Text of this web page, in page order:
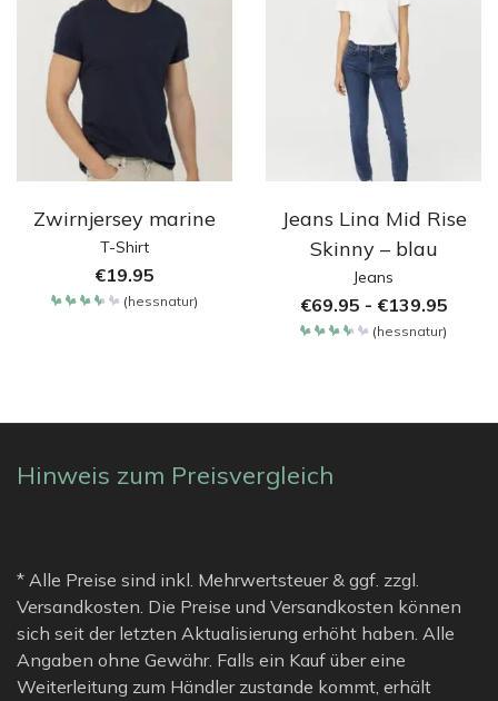
Zwirnjersey marine
T-Shirt
€19.95
(hessnatur)
Jeans Lina Mid Rise
Skinny – blau
Jeans
€69.95 - €139.95
(hessnatur)
Hinweis zum Preisvergleich
* Alle Preise sind inkl. Mehrwertsteuer & ggf. zzgl.
Versandkosten. Die Preise und Versandkosten können
sich seit der letzten Aktualisierung erhöht haben. Alle
Angaben ohne Gewähr. Falls ein Kauf über eine
Weiterleitung zum Händler zustande kommt, erhält